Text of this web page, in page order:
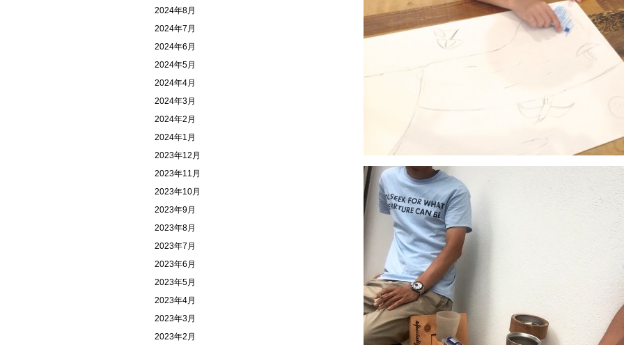
2024年8月
2024年7月
2024年6月
2024年5月
2024年4月
2024年3月
2024年2月
2024年1月
2023年12月
2023年11月
2023年10月
2023年9月
2023年8月
2023年7月
2023年6月
2023年5月
2023年4月
2023年3月
2023年2月